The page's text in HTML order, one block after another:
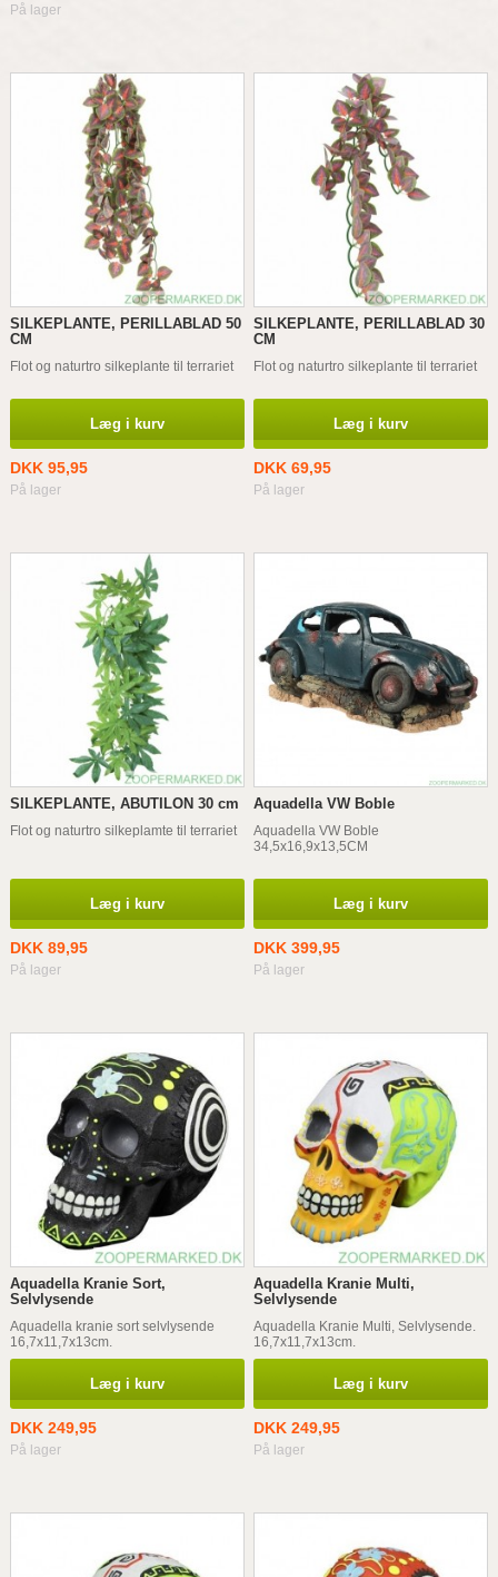
På lager
SILKEPLANTE, PERILLABLAD 50
CM
Flot og naturtro silkeplante til terrariet
Læg i kurv
DKK 95,95
På lager
SILKEPLANTE, PERILLABLAD 30
CM
Flot og naturtro silkeplante til terrariet
Læg i kurv
DKK 69,95
På lager
SILKEPLANTE, ABUTILON 30 cm
Flot og naturtro silkeplamte til terrariet
Læg i kurv
DKK 89,95
På lager
Aquadella VW Boble
Aquadella VW Boble
34,5x16,9x13,5CM
Læg i kurv
DKK 399,95
På lager
Aquadella Kranie Sort,
Selvlysende
Aquadella kranie sort selvlysende
16,7x11,7x13cm.
Læg i kurv
DKK 249,95
På lager
Aquadella Kranie Multi,
Selvlysende
Aquadella Kranie Multi, Selvlysende.
16,7x11,7x13cm.
Læg i kurv
DKK 249,95
På lager